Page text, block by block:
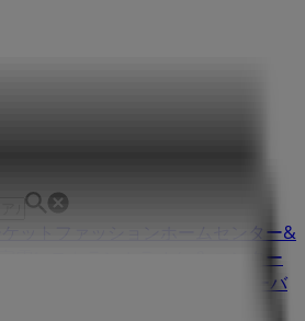
ット ファッション
ホームセンター&
カラオケ & エンター
車&モーターバ